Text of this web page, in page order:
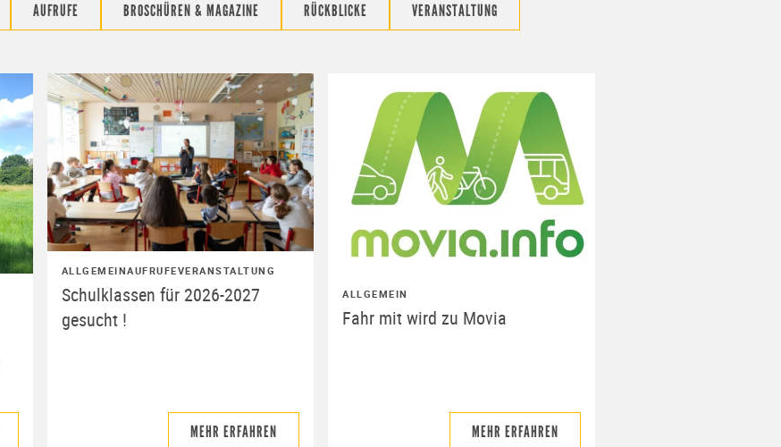
AUFRUFE BROSCHÜREN & MAGAZINE RÜCKBLICKE VERANSTALTUNG
ALLGEMEINAUFRUFEVERANSTALTUNG
Schulklassen für 2026-2027
gesucht !
MEHR ERFAHREN
ALLGEMEIN
Fahr mit wird zu Movia
MEHR ERFAHREN